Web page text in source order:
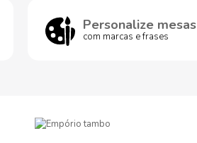
Personalize mesas
com marcas e frases